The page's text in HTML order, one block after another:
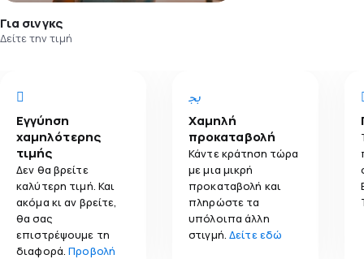
Για σινγκς
Δείτε την τιμή
Εγγύηση
χαμηλότερης
τιμής
Δεν θα βρείτε
καλύτερη τιμή. Και
ακόμα κι αν βρείτε,
θα σας
επιστρέψουμε τη
διαφορά.Προβολή
Χαμηλή
προκαταβολή
Κάντε κράτηση τώρα
με μια μικρή
προκαταβολή και
πληρώστε τα
υπόλοιπα άλλη
στιγμή.Δείτε εδώ